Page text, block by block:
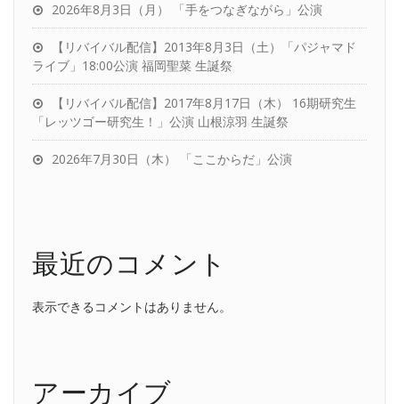
2026年8月3日（月） 「手をつなぎながら」公演
【リバイバル配信】2013年8月3日（土）「パジャマド
ライブ」18:00公演 福岡聖菜 生誕祭
【リバイバル配信】2017年8月17日（木） 16期研究生
「レッツゴー研究生！」公演 山根涼羽 生誕祭
2026年7月30日（木） 「ここからだ」公演
最近のコメント
表示できるコメントはありません。
アーカイブ